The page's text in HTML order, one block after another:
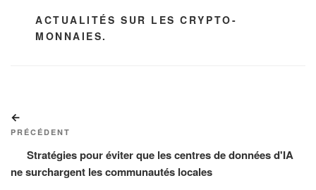
CATÉGORIES
ACTUALITÉS SUR LES CRYPTO-
MONNAIES.
de
l’article
précédent
PRÉCÉDENT
Stratégies pour éviter que les centres de données d'IA
ne surchargent les communautés locales